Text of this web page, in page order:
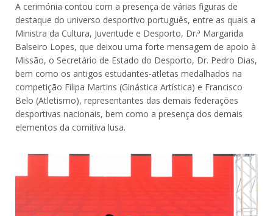
A cerimónia contou com a presença de várias figuras de
destaque do universo desportivo português, entre as quais a
Ministra da Cultura, Juventude e Desporto, Dr.ª Margarida
Balseiro Lopes, que deixou uma forte mensagem de apoio à
Missão, o Secretário de Estado do Desporto, Dr. Pedro Dias,
bem como os antigos estudantes-atletas medalhados na
competição Filipa Martins (Ginástica Artística) e Francisco
Belo (Atletismo), representantes das demais federações
desportivas nacionais, bem como a presença dos demais
elementos da comitiva lusa.